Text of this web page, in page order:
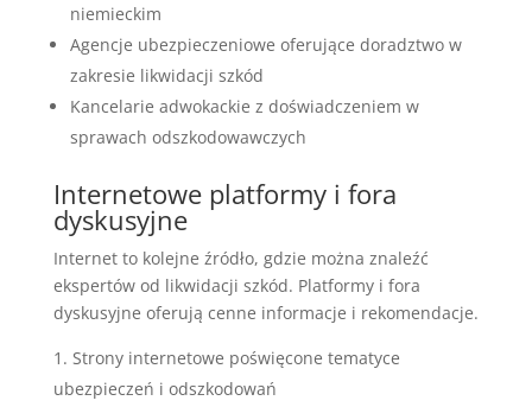
niemieckim
Agencje ubezpieczeniowe oferujące doradztwo w
zakresie likwidacji szkód
Kancelarie adwokackie z doświadczeniem w
sprawach odszkodowawczych
Internetowe platformy i fora
dyskusyjne
Internet to kolejne źródło, gdzie można znaleźć
ekspertów od likwidacji szkód. Platformy i fora
dyskusyjne oferują cenne informacje i rekomendacje.
Strony internetowe poświęcone tematyce
ubezpieczeń i odszkodowań